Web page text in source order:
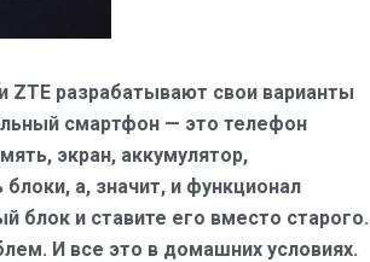
ZTE разрабатывают свои варианты
смартфон — это телефон
экран, аккумулятор,
а, значит, и функционал
блок и ставите его вместо старого.
И все это в домашних условиях.